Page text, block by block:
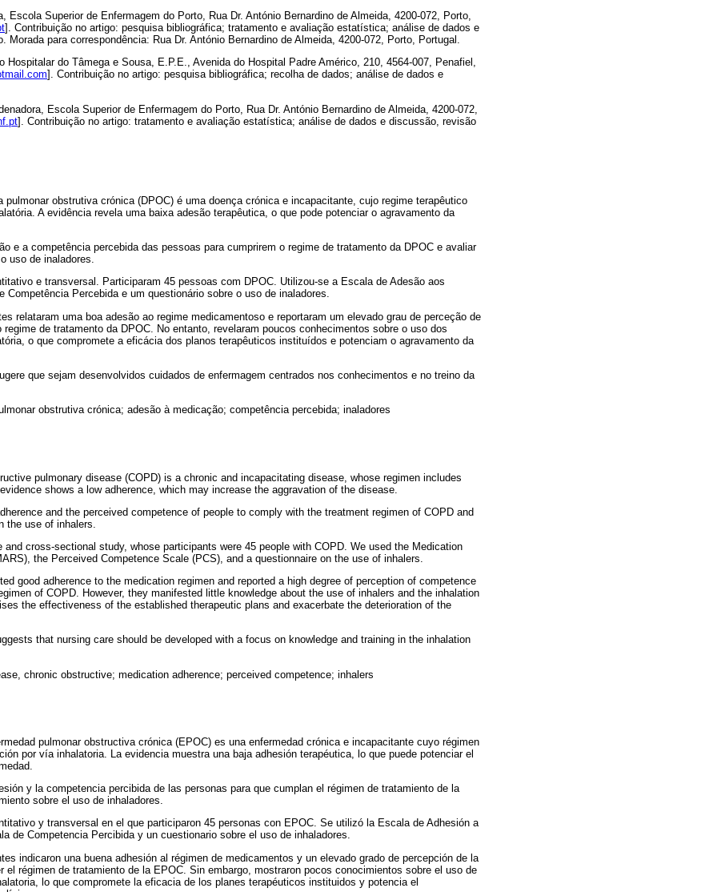
Escola Superior de Enfermagem do Porto, Rua Dr. António Bernardino de Almeida, 4200-072, Porto,
]. Contribuição no artigo: pesquisa bibliográfica; tratamento e avaliação estatística; análise de dados e
Morada para correspondência: Rua Dr. António Bernardino de Almeida, 4200-072, Porto, Portugal.
do Tâmega e Sousa, E.P.E., Avenida do Hospital Padre Américo, 210, 4564-007, Penafiel,
]. Contribuição no artigo: pesquisa bibliográfica; recolha de dados; análise de dados e
Escola Superior de Enfermagem do Porto, Rua Dr. António Bernardino de Almeida, 4200-072,
]. Contribuição no artigo: tratamento e avaliação estatística; análise de dados e discussão, revisão
pulmonar obstrutiva crónica (DPOC) é uma doença crónica e incapacitante, cujo regime terapêutico
A evidência revela uma baixa adesão terapêutica, o que pode potenciar o agravamento da
e a competência percebida das pessoas para cumprirem o regime de tratamento da DPOC e avaliar
uso de inaladores.
e transversal. Participaram 45 pessoas com DPOC. Utilizou-se a Escala de Adesão aos
Competência Percebida e um questionário sobre o uso de inaladores.
relataram uma boa adesão ao regime medicamentoso e reportaram um elevado grau de perceção de
de tratamento da DPOC. No entanto, revelaram poucos conhecimentos sobre o uso dos
o que compromete a eficácia dos planos terapêuticos instituídos e potenciam o agravamento da
que sejam desenvolvidos cuidados de enfermagem centrados nos conhecimentos e no treino da
obstrutiva crónica; adesão à medicação; competência percebida; inaladores
pulmonary disease (COPD) is a chronic and incapacitating disease, whose regimen includes
shows a low adherence, which may increase the aggravation of the disease.
and the perceived competence of people to comply with the treatment regimen of COPD and
the use of inhalers.
and cross-sectional study, whose participants were 45 people with COPD. We used the Medication
the Perceived Competence Scale (PCS), and a questionnaire on the use of inhalers.
good adherence to the medication regimen and reported a high degree of perception of competence
of COPD. However, they manifested little knowledge about the use of inhalers and the inhalation
the effectiveness of the established therapeutic plans and exacerbate the deterioration of the
that nursing care should be developed with a focus on knowledge and training in the inhalation
chronic obstructive; medication adherence; perceived competence; inhalers
pulmonar obstructiva crónica (EPOC) es una enfermedad crónica e incapacitante cuyo régimen
por vía inhalatoria. La evidencia muestra una baja adhesión terapéutica, lo que puede potenciar el
y la competencia percibida de las personas para que cumplan el régimen de tratamiento de la
sobre el uso de inhaladores.
y transversal en el que participaron 45 personas con EPOC. Se utilizó la Escala de Adhesión a
de Competencia Percibida y un cuestionario sobre el uso de inhaladores.
indicaron una buena adhesión al régimen de medicamentos y un elevado grado de percepción de la
el régimen de tratamiento de la EPOC. Sin embargo, mostraron pocos conocimientos sobre el uso de
lo que compromete la eficacia de los planes terapéuticos instituidos y potencia el